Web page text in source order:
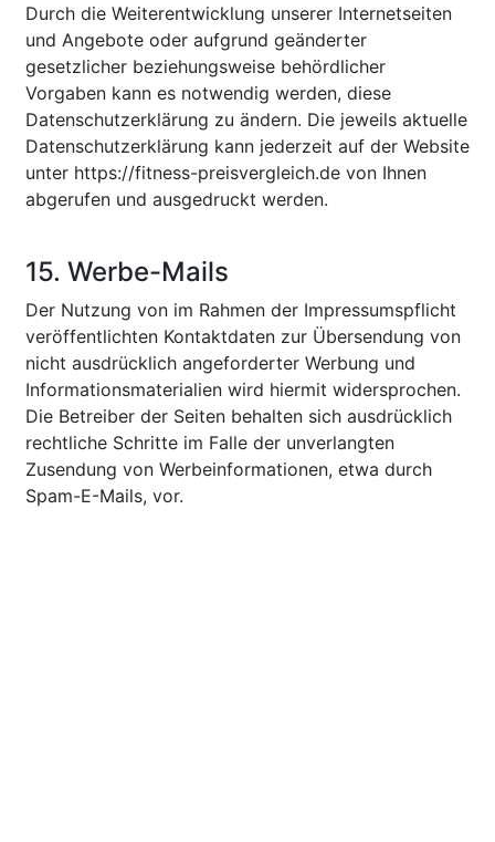
Durch die Weiterentwicklung unserer Internetseiten
und Angebote oder aufgrund geänderter
gesetzlicher beziehungsweise behördlicher
Vorgaben kann es notwendig werden, diese
Datenschutzerklärung zu ändern. Die jeweils aktuelle
Datenschutzerklärung kann jederzeit auf der Website
unter https://fitness-preisvergleich.de von Ihnen
abgerufen und ausgedruckt werden.
15. Werbe-Mails
Der Nutzung von im Rahmen der Impressumspflicht
veröffentlichten Kontaktdaten zur Übersendung von
nicht ausdrücklich angeforderter Werbung und
Informationsmaterialien wird hiermit widersprochen.
Die Betreiber der Seiten behalten sich ausdrücklich
rechtliche Schritte im Falle der unverlangten
Zusendung von Werbeinformationen, etwa durch
Spam-E-Mails, vor.